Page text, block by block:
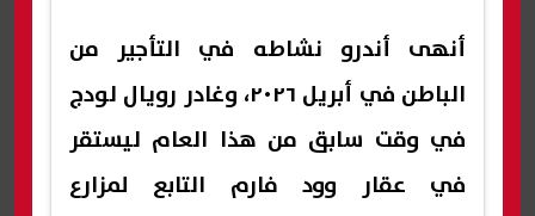
أنهى أندرو نشاطه في التأجير من
الباطن في أبريل ٢٠٢٦، وغادر رويال لودج
في وقت سابق من هذا العام ليستقر
في عقار وود فارم التابع لمزارع